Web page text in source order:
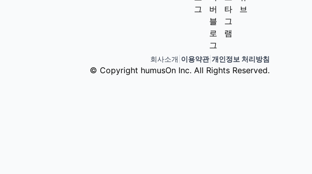
회사소개 이용약관| 개인정보 처리방침
© Copyright humusOn Inc. All Rights Reserved.